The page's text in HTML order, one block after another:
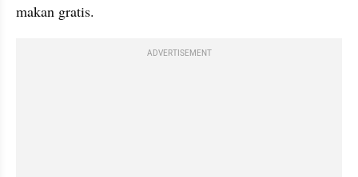
makan gratis.
ADVERTISEMENT